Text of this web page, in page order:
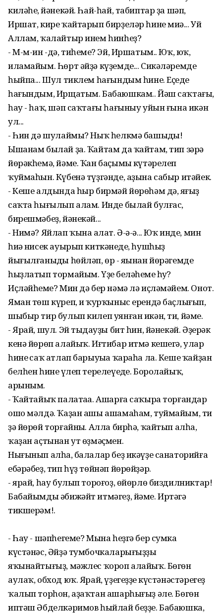
киләһең, йәнекәй. Һай-һай, табиптар ҙа шәп,
Иршат, кире ҡайтарып бирҙеләр һине миңә... Уй
Аллам, ҡалайтыр инем һинһеҙ?
- М-м-ин -дә, тиһеңме? Эй, Иршатым.. Юҡ, юҡ,
иламайым. Һөрт әйҙә күҙемде... Сикәләремде
һыйпа... Шул тиклем һағындым һине. Еҫеңде
һағындым, Ирщатым. Бабаюшкам.. Йәш саҡтағы,
һау - һаҡ, шәп саҡтағы һағыныу уйын ғына икән
ул...
- Һин дә шулаймы? Ныҡ һелкмә башыңды!
Ышанам былай ҙа. Ҡайтам да ҡайтам, тип зәрә
йөрәкһемә, йәме. Ҡан баҫымың күтәрелеп
ҡуймаһын. Күбенә түҙгәнде, аҙына сабыр итәйек.
- Кеше алдында һыр бирмәй йөрөһәм дә, яңғыҙ
саҡта һығылып алам. Инде былай булғас,
бирешмәбеҙ, йәнекәй...
- Нимә? Яйлап ҡына аңлат. Ә-ә-ә... Юҡ инде, мин
һиңә нисек ауырып киткәнеңде, һушһыҙ
йығылғаныңды һөйләп, өр - яңынан йөрәгемде
һыҙлатып тормайым. Үҙең беләһеңме һуң?
Иҫләйһеңме? Мин дә бер нәмә лә иҫләмәйем. Онот.
Яман төш күреп, иң ҡурҡыныс ерендә баҫлығып,
шыбыр тир булып килеп уянған икән, ти, йәме.
- Ярай, шул. Эй тыңдауҙы бит һин, йәнекәй. Әҙерәк
кенә йөрөп алайыҡ. Иғтибар итмә кешегә, улар
һинең саҡ атлап барыуыңа ҡараһа ла. Кеше ҡайҙан
белһен һинең үлеп терелеүеңде. Боролайыҡ,
арыным.
- Ҡайтайыҡ палатаңа. Ашарға саҡыра торғандар
ошо мәлдә. Ҡаҙан ашы ашамаһам, туймайым, ти
ҙә йөрөй торғайның. Алла бирһә, ҡайтып алһаң,
ҡаҙан аҫтынан ут өҙмәҫмен.
Нығынып алһаң, балалар беҙ икәүҙе санаторийға
ебәрәбеҙ, тип һүҙ төйнәп йөрөйҙәр.
- ярай, һау булып тороғоҙ, өйөрлө биздилниктар!
Бабайымды әбижәйт итмәгеҙ, йәме. Иртәгә
тикшерәм!.
- Һау - шәпһегеме? Мына һеҙгә бер сумка
күстәнәс, Әйҙә тумбочкаларығыҙҙы
яҡынайтығыҙ, мәжлес ҡороп алайыҡ. Бөгөн
аулаҡ, обход юҡ. Ярай, үҙегеҙҙең күстәнәстәрегеҙ
ҡалып торһон, аҙаҡтан ашарһығыҙ әле. Бөгөн
иптәш Әбделкәримов һыйлай беҙҙе. Бабаюшка,